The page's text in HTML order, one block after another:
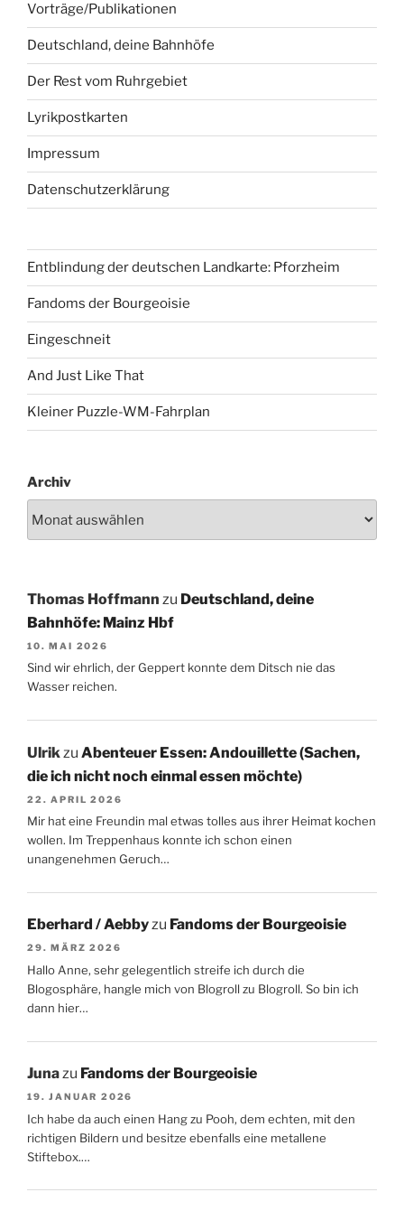
Vorträge/Publikationen
Deutschland, deine Bahnhöfe
Der Rest vom Ruhrgebiet
Lyrikpostkarten
Impressum
Datenschutzerklärung
Entblindung der deutschen Landkarte: Pforzheim
Fandoms der Bourgeoisie
Eingeschneit
And Just Like That
Kleiner Puzzle-WM-Fahrplan
Archiv
Thomas Hoffmann zu Deutschland, deine
Bahnhöfe: Mainz Hbf
10. MAI 2026
Sind wir ehrlich, der Geppert konnte dem Ditsch nie das
Wasser reichen.
Ulrik zu Abenteuer Essen: Andouillette (Sachen,
die ich nicht noch einmal essen möchte)
22. APRIL 2026
Mir hat eine Freundin mal etwas tolles aus ihrer Heimat kochen
wollen. Im Treppenhaus konnte ich schon einen
unangenehmen Geruch…
Eberhard / Aebbyzu Fandoms der Bourgeoisie
29. MÄRZ 2026
Hallo Anne, sehr gelegentlich streife ich durch die
Blogosphäre, hangle mich von Blogroll zu Blogroll. So bin ich
dann hier…
Junazu Fandoms der Bourgeoisie
19. JANUAR 2026
Ich habe da auch einen Hang zu Pooh, dem echten, mit den
richtigen Bildern und besitze ebenfalls eine metallene
Stiftebox.…